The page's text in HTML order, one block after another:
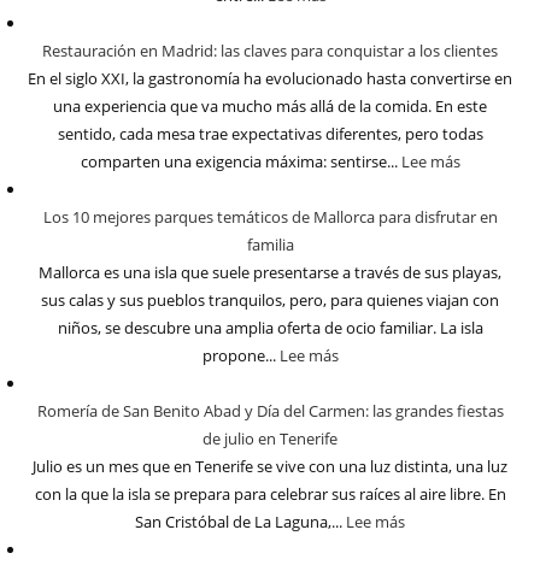
Restauración en Madrid: las claves para conquistar a los clientes
En el siglo XXI, la gastronomía ha evolucionado hasta convertirse en
una experiencia que va mucho más allá de la comida. En este
sentido, cada mesa trae expectativas diferentes, pero todas
comparten una exigencia máxima: sentirse... Lee más
Los 10 mejores parques temáticos de Mallorca para disfrutar en
familia
Mallorca es una isla que suele presentarse a través de sus playas,
sus calas y sus pueblos tranquilos, pero, para quienes viajan con
niños, se descubre una amplia oferta de ocio familiar. La isla
propone... Lee más
Romería de San Benito Abad y Día del Carmen: las grandes fiestas
de julio en Tenerife
Julio es un mes que en Tenerife se vive con una luz distinta, una luz
con la que la isla se prepara para celebrar sus raíces al aire libre. En
San Cristóbal de La Laguna,... Lee más